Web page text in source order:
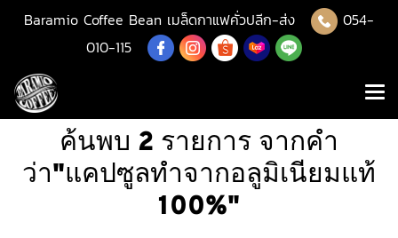
Baramio Coffee Bean เมล็ดกาแฟคั่วปลีก-ส่ง
054-
010-115
ค้นพบ 2 รายการ จากคำ
ว่า"แคปซูลทำจากอลูมิเนียมแท้
100%"